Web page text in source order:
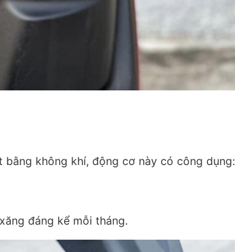
không khí, động cơ này có công dụng:
đáng kể mỗi tháng.